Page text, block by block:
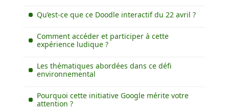
Qu’est-ce que ce Doodle interactif du 22 avril ?
Comment accéder et participer à cette
expérience ludique ?
Les thématiques abordées dans ce défi
environnemental
Pourquoi cette initiative Google mérite votre
attention ?